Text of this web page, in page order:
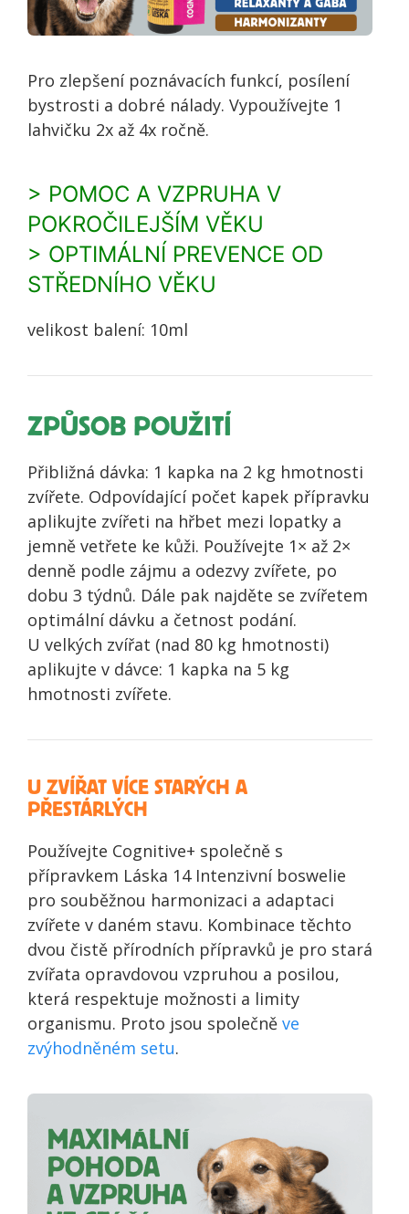
Pro zlepšení poznávacích funkcí, posílení
bystrosti a dobré nálady. Vypoužívejte 1
lahvičku 2x až 4x ročně.
> POMOC A VZPRUHA V
POKROČILEJŠÍM VĚKU
> OPTIMÁLNÍ PREVENCE OD
STŘEDNÍHO VĚKU
velikost balení: 10ml
ZPŮSOB POUŽITÍ
Přibližná dávka: 1 kapka na 2 kg hmotnosti
zvířete. Odpovídající počet kapek přípravku
aplikujte zvířeti na hřbet mezi lopatky a
jemně vetřete ke kůži. Používejte 1× až 2×
denně podle zájmu a odezvy zvířete, po
dobu 3 týdnů. Dále pak najděte se zvířetem
optimální dávku a četnost podání.
U velkých zvířat (nad 80 kg hmotnosti)
aplikujte v dávce: 1 kapka na 5 kg
hmotnosti zvířete.
U ZVÍŘAT VÍCE STARÝCH A
PŘESTÁRLÝCH
Používejte Cognitive+ společně s
přípravkem Láska 14 Intenzivní boswelie
pro souběžnou harmonizaci a adaptaci
zvířete v daném stavu. Kombinace těchto
dvou čistě přírodních přípravků je pro stará
zvířata opravdovou vzpruhou a posilou,
která respektuje možnosti a limity
organismu. Proto jsou společně ve
zvýhodněném setu.